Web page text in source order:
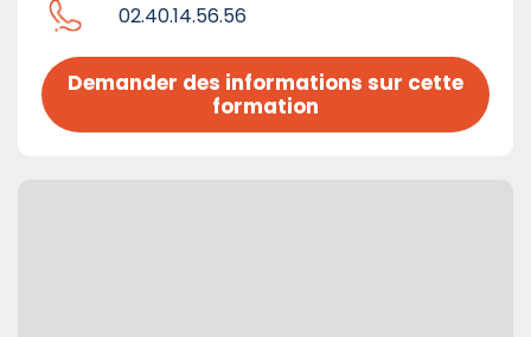
02.40.14.56.56
Demander des informations sur cette
formation